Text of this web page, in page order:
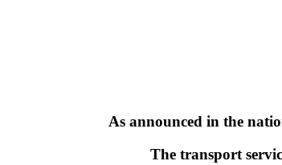
As announced in the
The transport